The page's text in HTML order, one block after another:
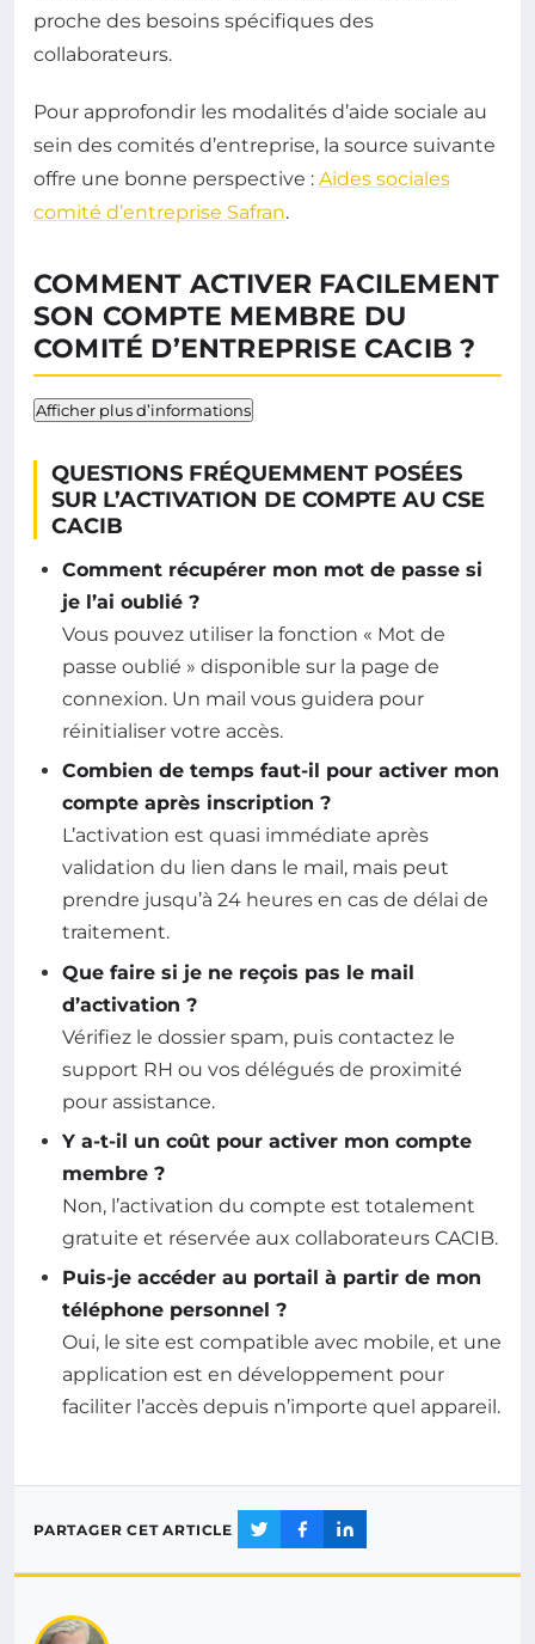
proche des besoins spécifiques des
collaborateurs.
Pour approfondir les modalités d’aide sociale au
sein des comités d’entreprise, la source suivante
offre une bonne perspective : Aides sociales
comité d’entreprise Safran.
COMMENT ACTIVER FACILEMENT
SON COMPTE MEMBRE DU
COMITÉ D’ENTREPRISE CACIB ?
Afficher plus d’informations
QUESTIONS FRÉQUEMMENT POSÉES
SUR L’ACTIVATION DE COMPTE AU CSE
CACIB
Comment récupérer mon mot de passe si
je l’ai oublié ?
Vous pouvez utiliser la fonction « Mot de
passe oublié » disponible sur la page de
connexion. Un mail vous guidera pour
réinitialiser votre accès.
Combien de temps faut-il pour activer mon
compte après inscription ?
L’activation est quasi immédiate après
validation du lien dans le mail, mais peut
prendre jusqu’à 24 heures en cas de délai de
traitement.
Que faire si je ne reçois pas le mail
d’activation ?
Vérifiez le dossier spam, puis contactez le
support RH ou vos délégués de proximité
pour assistance.
Y a-t-il un coût pour activer mon compte
membre ?
Non, l’activation du compte est totalement
gratuite et réservée aux collaborateurs CACIB.
Puis-je accéder au portail à partir de mon
téléphone personnel ?
Oui, le site est compatible avec mobile, et une
application est en développement pour
faciliter l’accès depuis n’importe quel appareil.
PARTAGER CET ARTICLE